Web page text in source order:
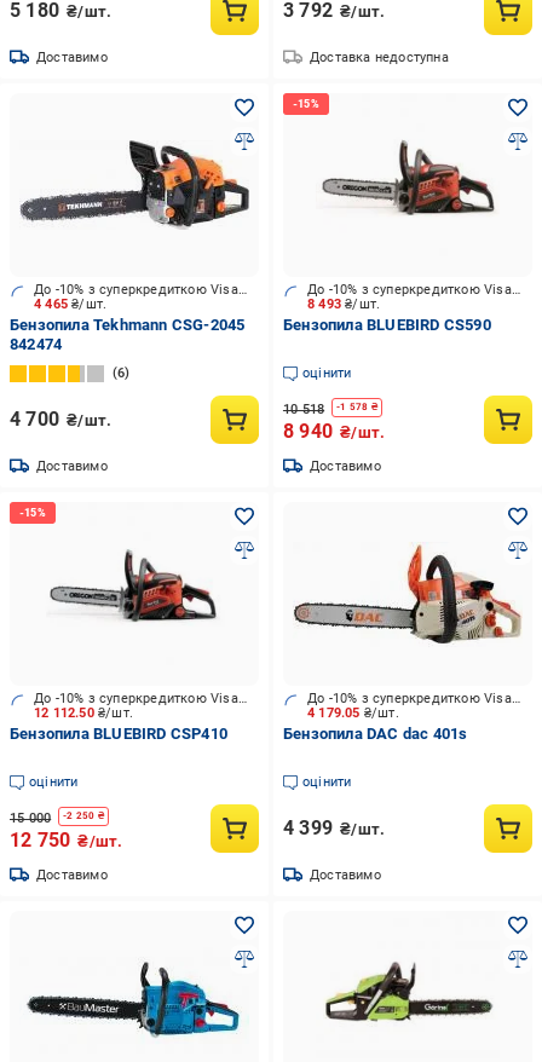
5 180 ₴/шт.
Доставимо
3 792 ₴/шт.
Доставка недоступна
4 465₴/шт.
До -10% з суперкредиткою Visa Вигода
Бензопила Tekhmann CSG-2045
842474
6
4 700 ₴/шт.
Доставимо
8 493₴/шт.
До -10% з суперкредиткою Visa Вигода
Бензопила BLUEBIRD CS590
оцінити
10 518 -1 578 ₴
8 940 ₴/шт.
Доставимо
12 112.50 ₴/шт.
До -10% з суперкредиткою Visa Вигода
Бензопила BLUEBIRD CSP410
оцінити
15 000 -2 250 ₴
12 750 ₴/шт.
Доставимо
4 179.05 ₴/шт.
До -10% з суперкредиткою Visa Вигода
Бензопила DAC dac 401s
оцінити
4 399 ₴/шт.
Доставимо